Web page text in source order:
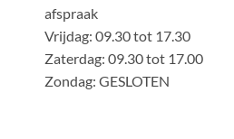
afspraak
Vrijdag: 09.30 tot 17.30
Zaterdag: 09.30 tot 17.00
Zondag: GESLOTEN